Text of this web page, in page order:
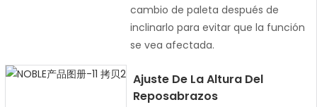
cambio de paleta después de
inclinarlo para evitar que la función
se vea afectada.
Ajuste De La Altura Del
Reposabrazos